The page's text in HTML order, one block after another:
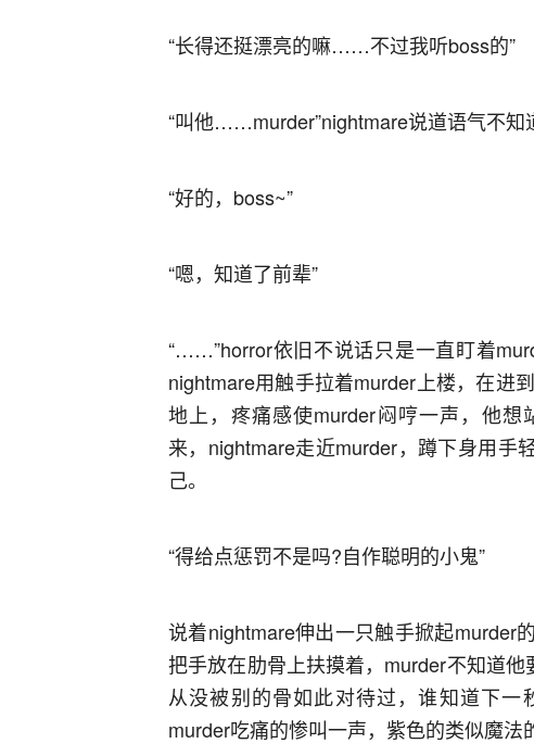
“长得还挺漂亮的嘛……不过我听boss的”
“叫他……murder”nightmare说道语气不知
“好的，boss~”
“嗯，知道了前辈”
“……”horror依旧不说话只是一直盯着
nightmare用触手拉着murder上楼，在进
地上，疼痛感使murder闷哼一声，他
来，nightmare走近murder，蹲下身用手
己。
“得给点惩罚不是吗?自作聪明的小鬼”
说着nightmare伸出一只触手掀起murder
把手放在肋骨上扶摸着，murder不知道
从没被别的骨如此对待过，谁知道下一
murder吃痛的惨叫一声，紫色的类似魔法